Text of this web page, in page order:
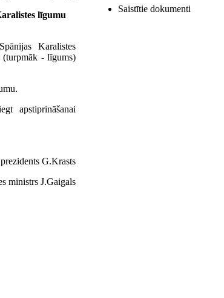
līgumu
Karalistes
- līgums)
apstiprināšanai
G.Krasts
ministrs J.Gaigals
Saistītie dokumenti